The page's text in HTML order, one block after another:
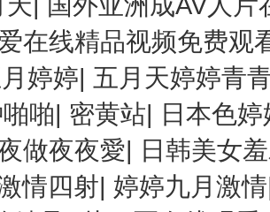
在线精品视频免费观
婷婷| 五月天婷婷青
啪| 密黄站| 日本色婷
做夜夜愛| 日韩美女
情四射| 婷婷九月激情